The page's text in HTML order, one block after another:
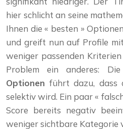
hier schlicht an seine
Ihnen die « besten »
und greift nun auf Profile
weniger passenden
Problem ein anderes:
Optionen führt dazu, dass
selektiv wird. Ein paar «
Score bereits negativ
weniger sichtbare Kategorie